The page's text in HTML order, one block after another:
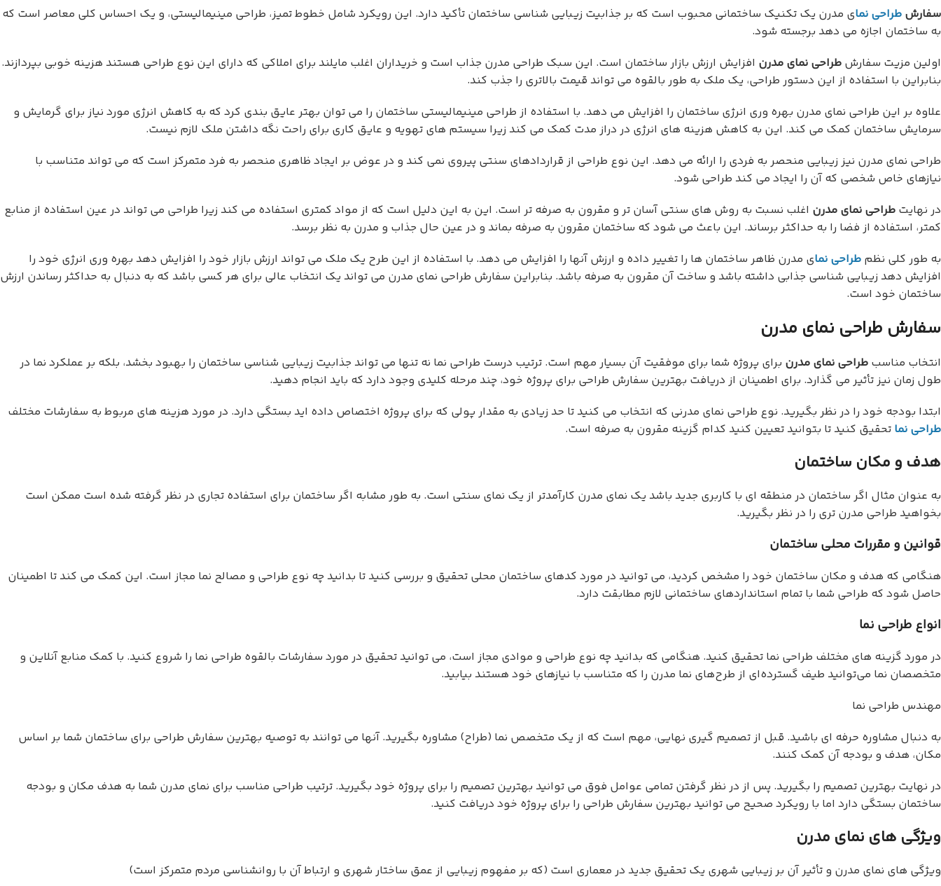
سفارش طراحی نمای مدرن یک تکنیک ساختمانی محبوب است که بر جذابیت زیبایی شناسی ساختمان تأکید دارد. این رویکرد شامل خطوط تمیز، طراحی مینیمالیستی، و یک احساس کلی معاصر است که
به ساختمان اجازه می دهد برجسته شود.
اولین مزیت سفارش طراحی نمای مدرن افزایش ارزش بازار ساختمان است. این سبک طراحی مدرن جذاب است و خریداران اغلب مایلند برای املاکی که دارای این نوع طراحی هستند هزینه خوبی بپردازند.
بنابراین با استفاده از این دستور طراحی، یک ملک به طور بالقوه می تواند قیمت بالاتری را جذب کند.
علاوه بر این طراحی نمای مدرن بهره وری انرژی ساختمان را افزایش می دهد. با استفاده از طراحی مینیمالیستی ساختمان را می توان بهتر عایق بندی کرد که به کاهش انرژی مورد نیاز برای گرمایش و
سرمایش ساختمان کمک می کند. این به کاهش هزینه های انرژی در دراز مدت کمک می کند زیرا سیستم های تهویه و عایق کاری برای راحت نگه داشتن ملک لازم نیست.
طراحی نمای مدرن نیز زیبایی منحصر به فردی را ارائه می دهد. این نوع طراحی از قراردادهای سنتی پیروی نمی کند و در عوض بر ایجاد ظاهری منحصر به فرد متمرکز است که می تواند متناسب با
نیازهای خاص شخصی که آن را ایجاد می کند طراحی شود.
در نهایت طراحی نمای مدرن اغلب نسبت به روش های سنتی آسان تر و مقرون به صرفه تر است. این به این دلیل است که از مواد کمتری استفاده می کند زیرا طراحی می تواند در عین استفاده از منابع
کمتر، استفاده از فضا را به حداکثر برساند. این باعث می شود که ساختمان مقرون به صرفه بماند و در عین حال جذاب و مدرن به نظر برسد.
به طور کلی نظم طراحی نمای مدرن ظاهر ساختمان ها را تغییر داده و ارزش آنها را افزایش می دهد. با استفاده از این طرح یک ملک می تواند ارزش بازار خود را افزایش دهد بهره وری انرژی خود را
افزایش دهد زیبایی شناسی جذابی داشته باشد و ساخت آن مقرون به صرفه باشد. بنابراین سفارش طراحی نمای مدرن می تواند یک انتخاب عالی برای هر کسی باشد که به دنبال به حداکثر رساندن ارزش
ساختمان خود است.
سفارش طراحی نمای مدرن
انتخاب مناسب طراحی نمای مدرن برای پروژه شما برای موفقیت آن بسیار مهم است. ترتیب درست طراحی نما نه تنها می تواند جذابیت زیبایی شناسی ساختمان را بهبود بخشد، بلکه بر عملکرد نما در
طول زمان نیز تأثیر می گذارد. برای اطمینان از دریافت بهترین سفارش طراحی برای پروژه خود، چند مرحله کلیدی وجود دارد که باید انجام دهید.
ابتدا بودجه خود را در نظر بگیرید. نوع طراحی نمای مدرنی که انتخاب می کنید تا حد زیادی به مقدار پولی که برای پروژه اختصاص داده اید بستگی دارد. در مورد هزینه های مربوط به سفارشات مختلف
طراحی نما تحقیق کنید تا بتوانید تعیین کنید کدام گزینه مقرون به صرفه است.
هدف و مکان ساختمان
به عنوان مثال اگر ساختمان در منطقه ای با کاربری جدید باشد یک نمای مدرن کارآمدتر از یک نمای سنتی است. به طور مشابه اگر ساختمان برای استفاده تجاری در نظر گرفته شده است ممکن است
بخواهید طراحی مدرن تری را در نظر بگیرید.
قوانین و مقررات محلی ساختمان
هنگامی که هدف و مکان ساختمان خود را مشخص کردید، می توانید در مورد کدهای ساختمان محلی تحقیق و بررسی کنید تا بدانید چه نوع طراحی و مصالح نما مجاز است. این کمک می کند تا اطمینان
حاصل شود که طراحی شما با تمام استانداردهای ساختمانی لازم مطابقت دارد.
انواع طراحی نما
در مورد گزینه های مختلف طراحی نما تحقیق کنید. هنگامی که بدانید چه نوع طراحی و موادی مجاز است، می توانید تحقیق در مورد سفارشات بالقوه طراحی نما را شروع کنید. با کمک منابع آنلاین و
متخصصان نما می‌توانید طیف گسترده‌ای از طرح‌های نما مدرن را که متناسب با نیازهای خود هستند بیابید.
مهندس طراحی نما
به دنبال مشاوره حرفه ای باشید. قبل از تصمیم گیری نهایی، مهم است که از یک متخصص نما (طراح) مشاوره بگیرید. آنها می توانند به توصیه بهترین سفارش طراحی برای ساختمان شما بر اساس
مکان، هدف و بودجه آن کمک کنند.
در نهایت بهترین تصمیم را بگیرید. پس از در نظر گرفتن تمامی عوامل فوق می توانید بهترین تصمیم را برای پروژه خود بگیرید. ترتیب طراحی مناسب برای نمای مدرن شما به هدف مکان و بودجه
ساختمان بستگی دارد اما با رویکرد صحیح می توانید بهترین سفارش طراحی را برای پروژه خود دریافت کنید.
ویژگی های نمای مدرن
ویژگی های نمای مدرن و تأثیر آن بر زیبایی شهری یک تحقیق جدید در معماری است (که بر مفهوم زیبایی از عمق ساختار شهری و ارتباط آن با روانشناسی مردم متمرکز است)